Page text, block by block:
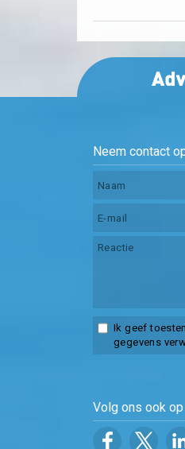
Neem contact
Ik geef
gegevens
Volg ons ook op